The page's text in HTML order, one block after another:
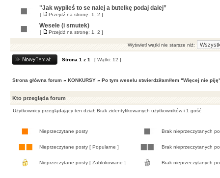
"Jak wypiłeś to se nalej a butelkę podaj dalej”
[ Przejdź na stronę: 1 2 ]
Wesele (i smutek)
[ Przejdź na stronę: 1 2 ]
Wyświetl wątki nie starsze niż:
Strona 1 z 1 [ Wątki: 12 ]
Strona główna forum » KONKURSY » Po tym weselu stwierdziłam/łem "Więcej nie
Kto przegląda forum
Użytkownicy przeglądający ten dział: Brak zidentyfikowanych użytkowników i 1 gość
Nieprzeczytane posty Brak nieprzeczytanych
Nieprzeczytane posty [ Popularne ] Brak nieprzeczytanych
Nieprzeczytane posty [ Zablokowane ] Brak nieprzeczytanych